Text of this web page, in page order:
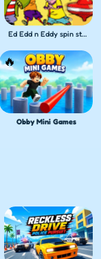
Ed Edd n Eddy spin stadium
Obby Mini Games